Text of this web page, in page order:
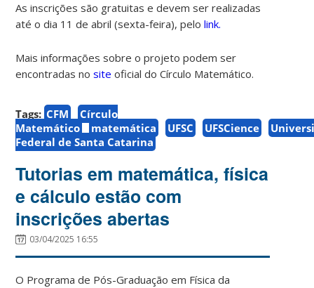
As inscrições são gratuitas e devem ser realizadas
até o dia 11 de abril (sexta-feira), pelolink.
Mais informações sobre o projeto podem ser
encontradas nosite oficial do Círculo Matemático.
Tags: CFM
Círculo
Matemático
matemática UFSC UFSCience
Federal de Santa Catarina
Tutorias em matemática, física
e cálculo estão com
inscrições abertas
03/04/2025 16:55
O Programa de Pós-Graduação em Física da